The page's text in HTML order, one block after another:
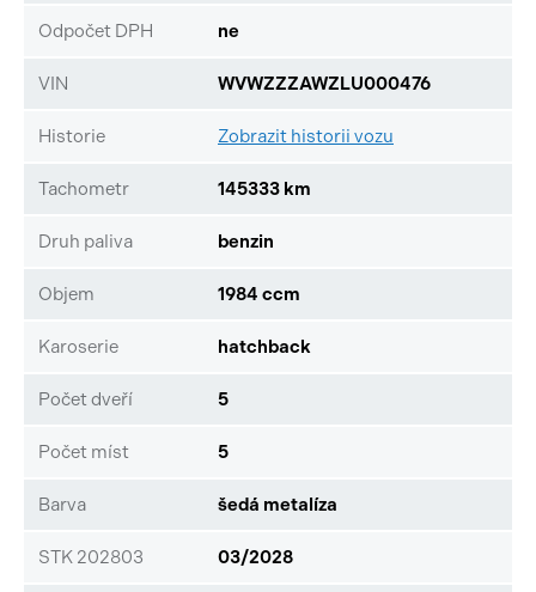
Odpočet DPH ne
VIN WVWZZZAWZLU000476
Historie Zobrazit historii vozu
Tachometr 145333 km
Druh paliva benzin
Objem 1984 ccm
Karoserie hatchback
Počet dveří 5
Počet míst 5
Barva šedá metalíza
STK 202803 03/2028